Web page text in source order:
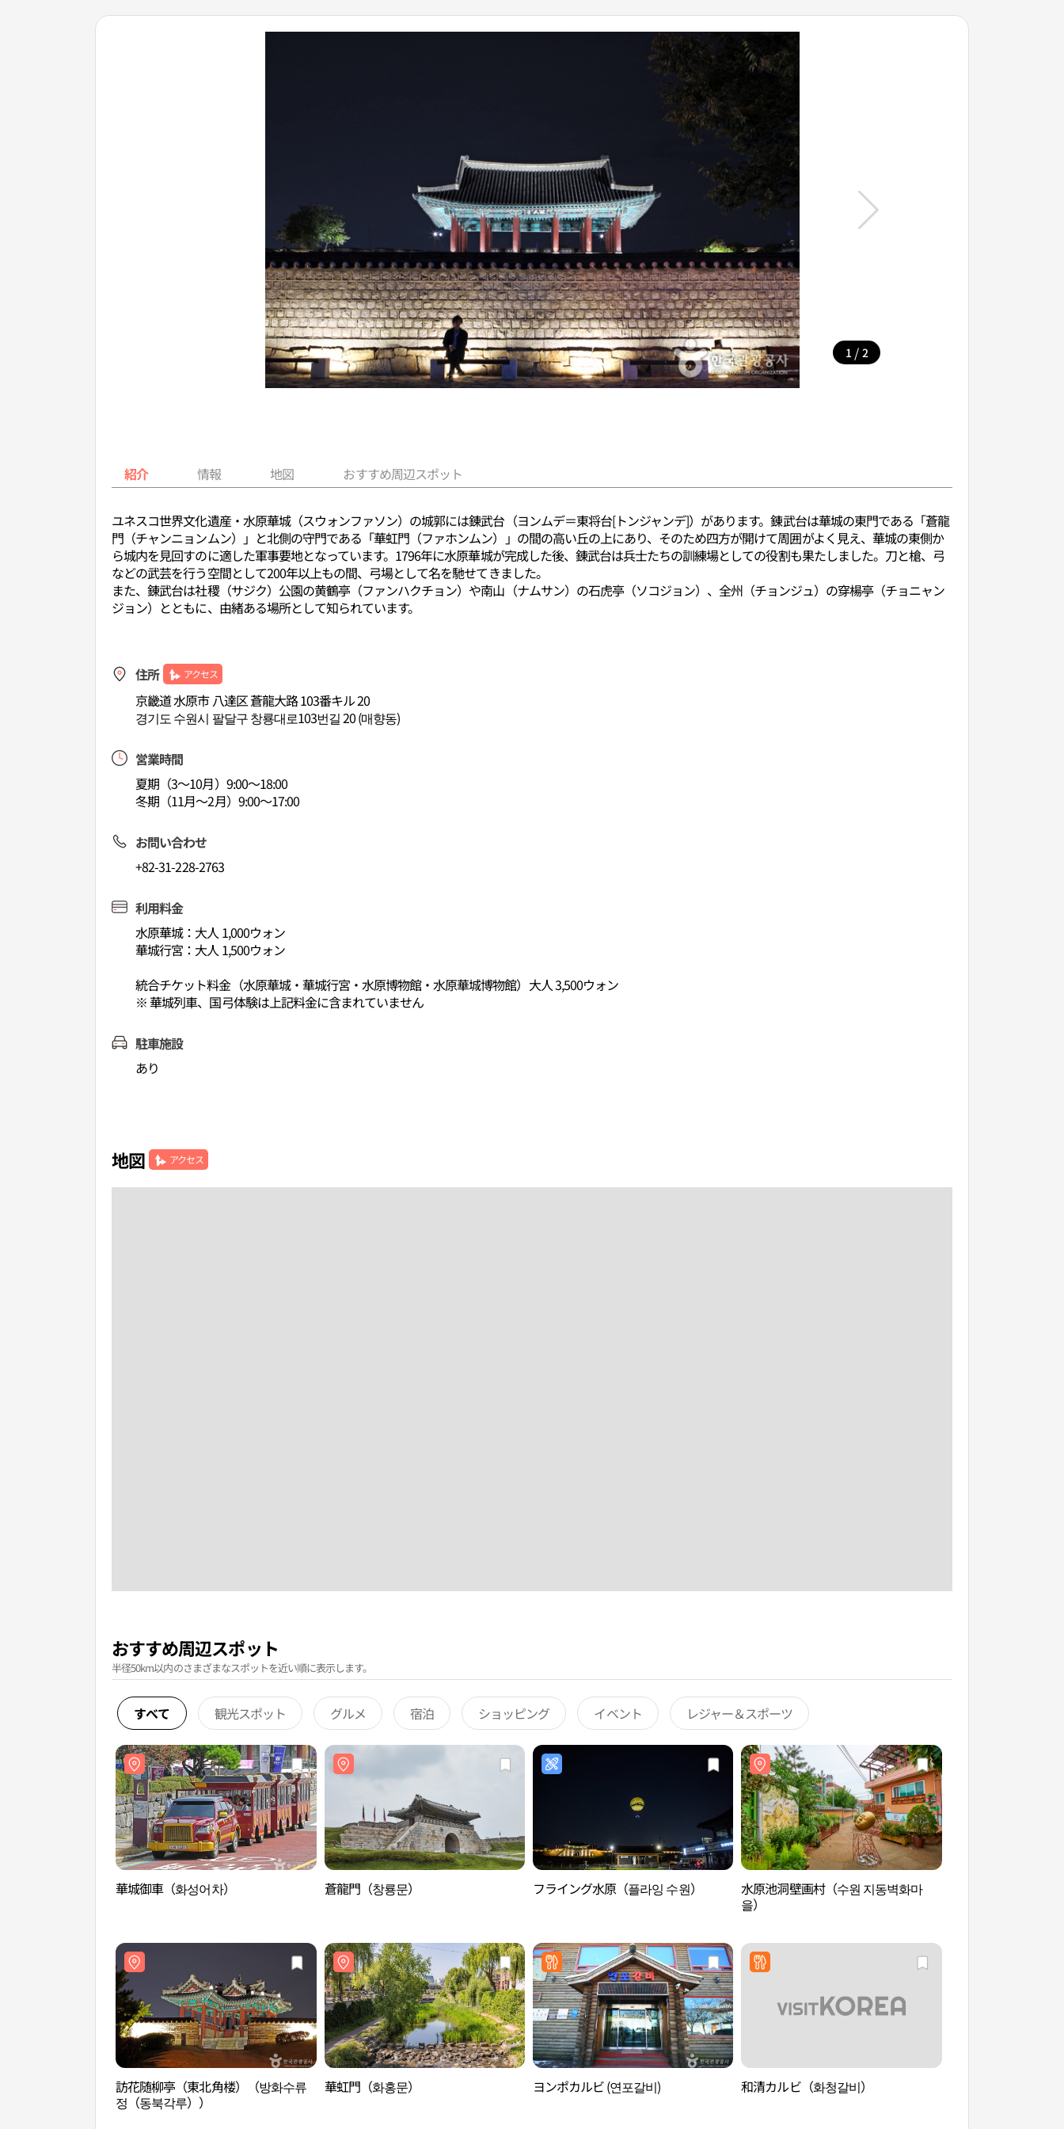
1 / 2
紹介 情報 地図 おすすめ周辺スポット
ユネスコ世界文化遺産・水原華城（スウォンファソン）の城郭には錬武台（ヨンムデ＝東将台[トンジャンデ]）があります。錬武台は華城の東門である「蒼龍
門（チャンニョンムン）」と北側の守門である「華虹門（ファホンムン）」の間の高い丘の上にあり、そのため四方が開けて周囲がよく見え、華城の東側か
ら城内を見回すのに適した軍事要地となっています。1796年に水原華城が完成した後、錬武台は兵士たちの訓練場としての役割も果たしました。刀と槍、弓
などの武芸を行う空間として200年以上もの間、弓場として名を馳せてきました。
また、錬武台は社稷（サジク）公園の黄鶴亭（ファンハクチョン）や南山（ナムサン）の石虎亭（ソコジョン）、全州（チョンジュ）の穿楊亭（チョニャン
ジョン）とともに、由緒ある場所として知られています。
住所 アクセス
京畿道 水原市 八達区 蒼龍大路 103番キル 20
경기도 수원시 팔달구 창룡대로103번길 20 (매향동)
営業時間
夏期（3～10月）9:00～18:00
冬期（11月～2月）9:00～17:00
お問い合わせ
+82-31-228-2763
利用料金
水原華城：大人 1,000ウォン
華城行宮：大人 1,500ウォン
統合チケット料金（水原華城・華城行宮・水原博物館・水原華城博物館）大人 3,500ウォン
※ 華城列車、国弓体験は上記料金に含まれていません
駐車施設
あり
地図 アクセス
おすすめ周辺スポット
半径50km以内のさまざまなスポットを近い順に表示します。
すべて 観光スポット グルメ 宿泊 ショッピング イベント レジャー＆スポーツ
華城御車（화성어차） 蒼龍門（창룡문） フライング水原（플라잉 수원）
水原池洞壁画村（수원 지동벽화마
을）
訪花随柳亭（東北角楼）（방화수류
정（동북각루））
華虹門（화홍문） ヨンポカルビ (연포갈비) 和清カルビ（화청갈비）